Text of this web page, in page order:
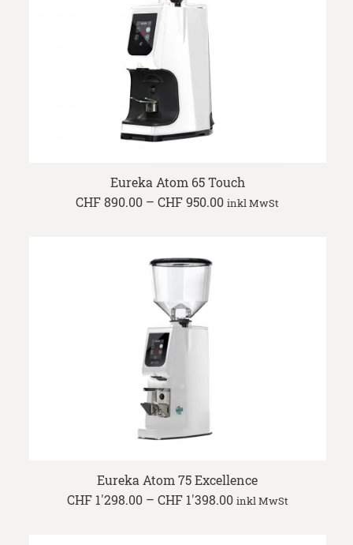
Eureka Atom 65 Touch
CHF890.00 – CHF950.00Price
range:
inkl MwSt
Eureka Atom 75 Excellence
CHF1'298.00 – CHF1'398.00Price
inkl MwSt